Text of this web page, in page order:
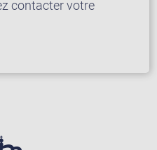
contacter votre